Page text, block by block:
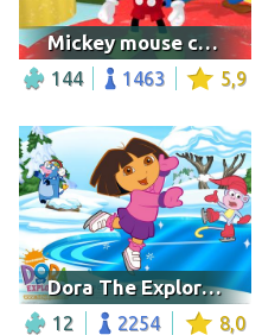
Mickey mouse clubhouse mickey mouse feet
144 1463 5,9
Dora The Explorer 03
12 2254 8,0